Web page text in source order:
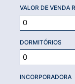
VALOR DE VENDA
DORMITÓRIOS
INCORPORADORA